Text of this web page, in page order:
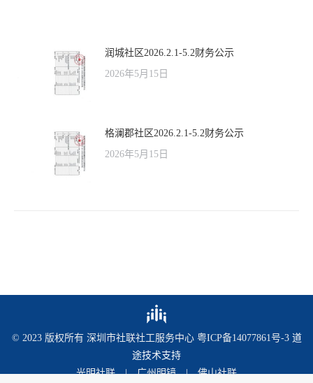
润城社区2026.2.1-5.2财务公示
2026年5月15日
格澜郡社区2026.2.1-5.2财务公示
2026年5月15日
© 2023 版权所有 深圳市社联社工服务中心 粤ICP备14077861号-3 道
途技术支持
光明社联|广州明镜|佛山社联